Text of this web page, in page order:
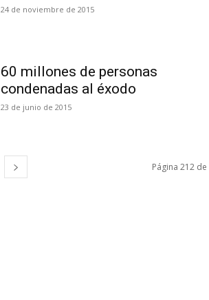
24 de noviembre de 2015
60 millones de personas
condenadas al éxodo
23 de junio de 2015
Página 212 de